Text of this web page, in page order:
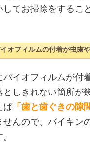
してお掃除をするこ
オフィルムの付着が虫歯
バイオフィルムが付
としきれない箇所が
ば「歯と歯ぐきの隙
せんので、バイキン